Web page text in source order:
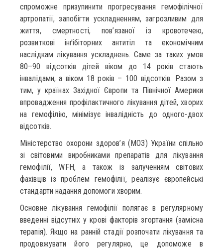
спроможне призупинити прогресування гемофілічної
артропатії, запобігти ускладненням, загрозливим для
життя, смертності, пов’язаної із кровотечею,
розвиткові інґібіторних антитіл та економічним
наслідкам лікування ускладнень. Саме за таких умов
80–90 відсотків дітей віком до 14 років стають
інвалідами, а віком 18 років – 100 відсотків. Разом з
тим, у країнах Західної Європи та Північної Америки
впровадження профілактичного лікування дітей, хворих
на гемофілію, мінімізує інвалідність до одного-двох
відсотків.
Міністерство охорони здоров’я (МОЗ) України спільно
зі світовими виробниками препаратів для лікування
гемофілії, WFH, а також із залученням світових
фахівців із проблем гемофілії, реалізує європейські
стандарти надання допомоги хворим.
Основне лікування гемофілії полягає в регулярному
введенні відсутніх у крові факторів згортання (замісна
терапія). Якщо на ранній стадії розпочати лікування та
продовжувати його регулярно, це допоможе в